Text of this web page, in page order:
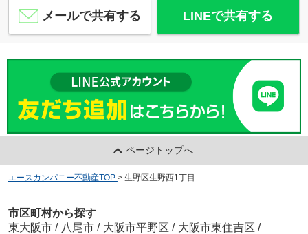
メールで共有する LINEで共有する
ページトップへ
エースカンパニー不動産TOP > 生野区生野西1丁目
市区町村から探す
東大阪市 / 八尾市 / 大阪市平野区 / 大阪市東住吉区 /